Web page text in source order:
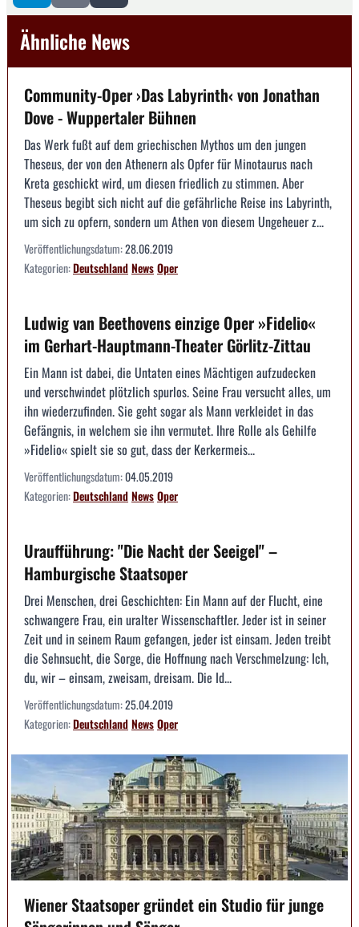
Ähnliche News
Community-Oper ›Das Labyrinth‹ von Jonathan
Dove - Wuppertaler Bühnen
Das Werk fußt auf dem griechischen Mythos um den jungen
Theseus, der von den Athenern als Opfer für Minotaurus nach
Kreta geschickt wird, um diesen friedlich zu stimmen. Aber
Theseus begibt sich nicht auf die gefährliche Reise ins Labyrinth,
um sich zu opfern, sondern um Athen von diesem Ungeheuer z...
Veröffentlichungsdatum:28.06.2019
Kategorien:DeutschlandNewsOper
Ludwig van Beethovens einzige Oper »Fidelio«
im Gerhart-Hauptmann-Theater Görlitz-Zittau
Ein Mann ist dabei, die Untaten eines Mächtigen aufzudecken
und verschwindet plötzlich spurlos. Seine Frau versucht alles, um
ihn wiederzufinden. Sie geht sogar als Mann verkleidet in das
Gefängnis, in welchem sie ihn vermutet. Ihre Rolle als Gehilfe
»Fidelio« spielt sie so gut, dass der Kerkermeis...
Veröffentlichungsdatum:04.05.2019
Kategorien:DeutschlandNewsOper
Uraufführung: "Die Nacht der Seeigel" –
Hamburgische Staatsoper
Drei Menschen, drei Geschichten: Ein Mann auf der Flucht, eine
schwangere Frau, ein uralter Wissenschaftler. Jeder ist in seiner
Zeit und in seinem Raum gefangen, jeder ist einsam. Jeden treibt
die Sehnsucht, die Sorge, die Hoffnung nach Verschmelzung: Ich,
du, wir – einsam, zweisam, dreisam. Die Id...
Veröffentlichungsdatum:25.04.2019
Kategorien:DeutschlandNewsOper
Wiener Staatsoper gründet ein Studio für junge